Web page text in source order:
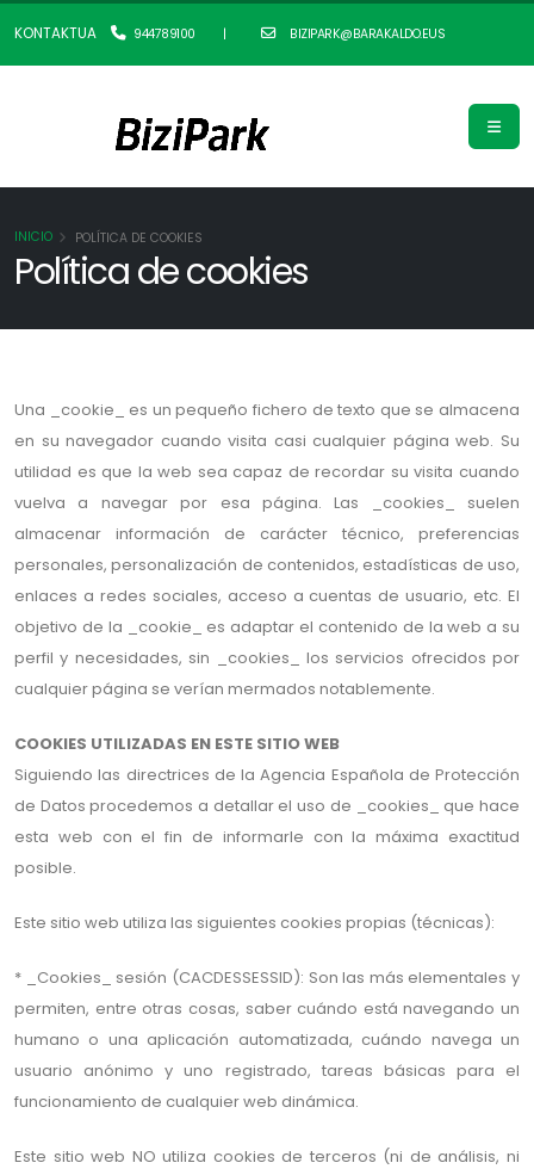
KONTAKTUA 944789100 | BIZIPARK@BARAKALDO.EUS
INICIO POLÍTICA DE COOKIES
Política de cookies
Una _cookie_ es un pequeño fichero de texto que se almacena
en su navegador cuando visita casi cualquier página web. Su
utilidad es que la web sea capaz de recordar su visita cuando
vuelva a navegar por esa página. Las _cookies_ suelen
almacenar información de carácter técnico, preferencias
personales, personalización de contenidos, estadísticas de uso,
enlaces a redes sociales, acceso a cuentas de usuario, etc. El
objetivo de la _cookie_ es adaptar el contenido de la web a su
perfil y necesidades, sin _cookies_ los servicios ofrecidos por
cualquier página se verían mermados notablemente.
COOKIES UTILIZADAS EN ESTE SITIO WEB
Siguiendo las directrices de la Agencia Española de Protección
de Datos procedemos a detallar el uso de _cookies_ que hace
esta web con el fin de informarle con la máxima exactitud
posible.
Este sitio web utiliza las siguientes cookies propias (técnicas):
* _Cookies_ sesión (CACDESSESSID): Son las más elementales y
permiten, entre otras cosas, saber cuándo está navegando un
humano o una aplicación automatizada, cuándo navega un
usuario anónimo y uno registrado, tareas básicas para el
funcionamiento de cualquier web dinámica.
Este sitio web NO utiliza cookies de terceros (ni de análisis, ni